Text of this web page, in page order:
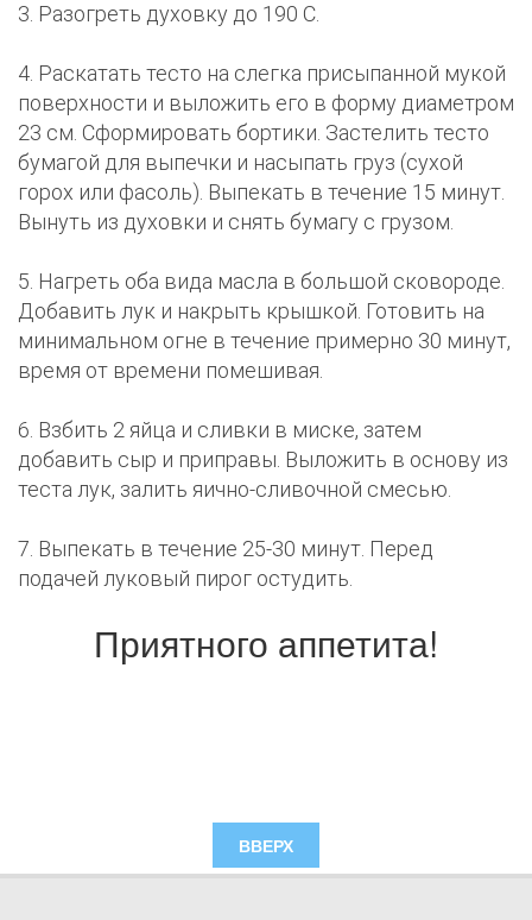
3. Разогреть духовку до 190 C.
4. Раскатать тесто на слегка присыпанной мукой
поверхности и выложить его в форму диаметром
23 см. Сформировать бортики. Застелить тесто
бумагой для выпечки и насыпать груз (сухой
горох или фасоль). Выпекать в течение 15 минут.
Вынуть из духовки и снять бумагу с грузом.
5. Нагреть оба вида масла в большой сковороде.
Добавить лук и накрыть крышкой. Готовить на
минимальном огне в течение примерно 30 минут,
время от времени помешивая.
6. Взбить 2 яйца и сливки в миске, затем
добавить сыр и приправы. Выложить в основу из
теста лук, залить яично-сливочной смесью.
7. Выпекать в течение 25-30 минут. Перед
подачей луковый пирог остудить.
Приятного аппетита!
ВВЕРХ